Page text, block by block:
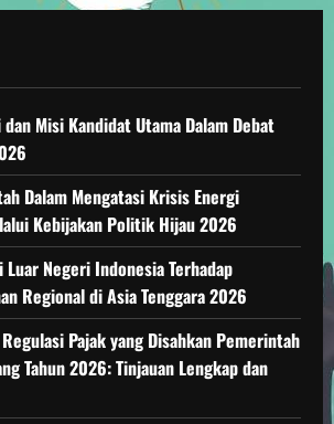
Misi Kandidat Utama Dalam Debat
Dalam Mengatasi Krisis Energi
Kebijakan Politik Hijau 2026
Luar Negeri Indonesia Terhadap
Regional di Asia Tenggara 2026
Pajak yang Disahkan Pemerintah
Tahun 2026: Tinjauan Lengkap dan